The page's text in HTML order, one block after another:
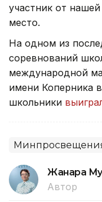
участник от
место.
На одном из
соревнований
международной
имени Коперника
школьники
Жанара
Автор